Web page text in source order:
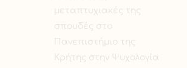
μεταπτυχιακές της
σπουδές στο
Πανεπιστήμιο της
Κρήτης στην Ψυχολογία